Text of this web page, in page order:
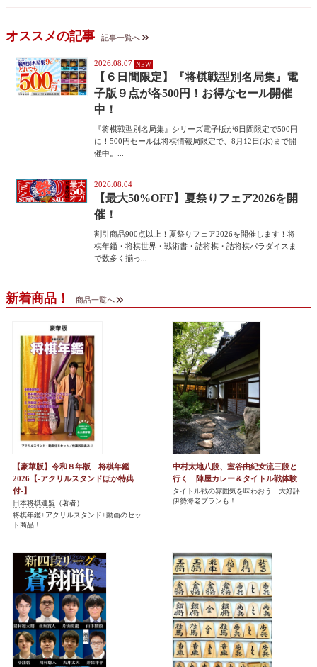
オススメの記事 記事一覧へ
2026.08.07
【６日間限定】『将棋戦型別名局集』電
子版９点が各500円！お得なセール開催
中！
『将棋戦型別名局集』シリーズ電子版が6日間限定で500円
に！500円セールは将棋情報局限定で、8月12日(水)まで開
催中。...
2026.08.04
【最大50%OFF】夏祭りフェア2026を開
催！
割引商品900点以上！夏祭りフェア2026を開催します！将
棋年鑑・将棋世界・戦術書・詰将棋・詰将棋パラダイスま
で数多く揃っ...
新着商品！ 商品一覧へ
【豪華版】令和８年版 将棋年鑑
2026【-アクリルスタンドほか特典
付-】
日本将棋連盟 （著者）
将棋年鑑+アクリルスタンド+動画のセッ
ト商品！
中村太地八段、室谷由紀女流三段と
行く 陣屋カレー＆タイトル戦体験
タイトル戦の雰囲気を味わおう 大好評
伊勢海老プランも！